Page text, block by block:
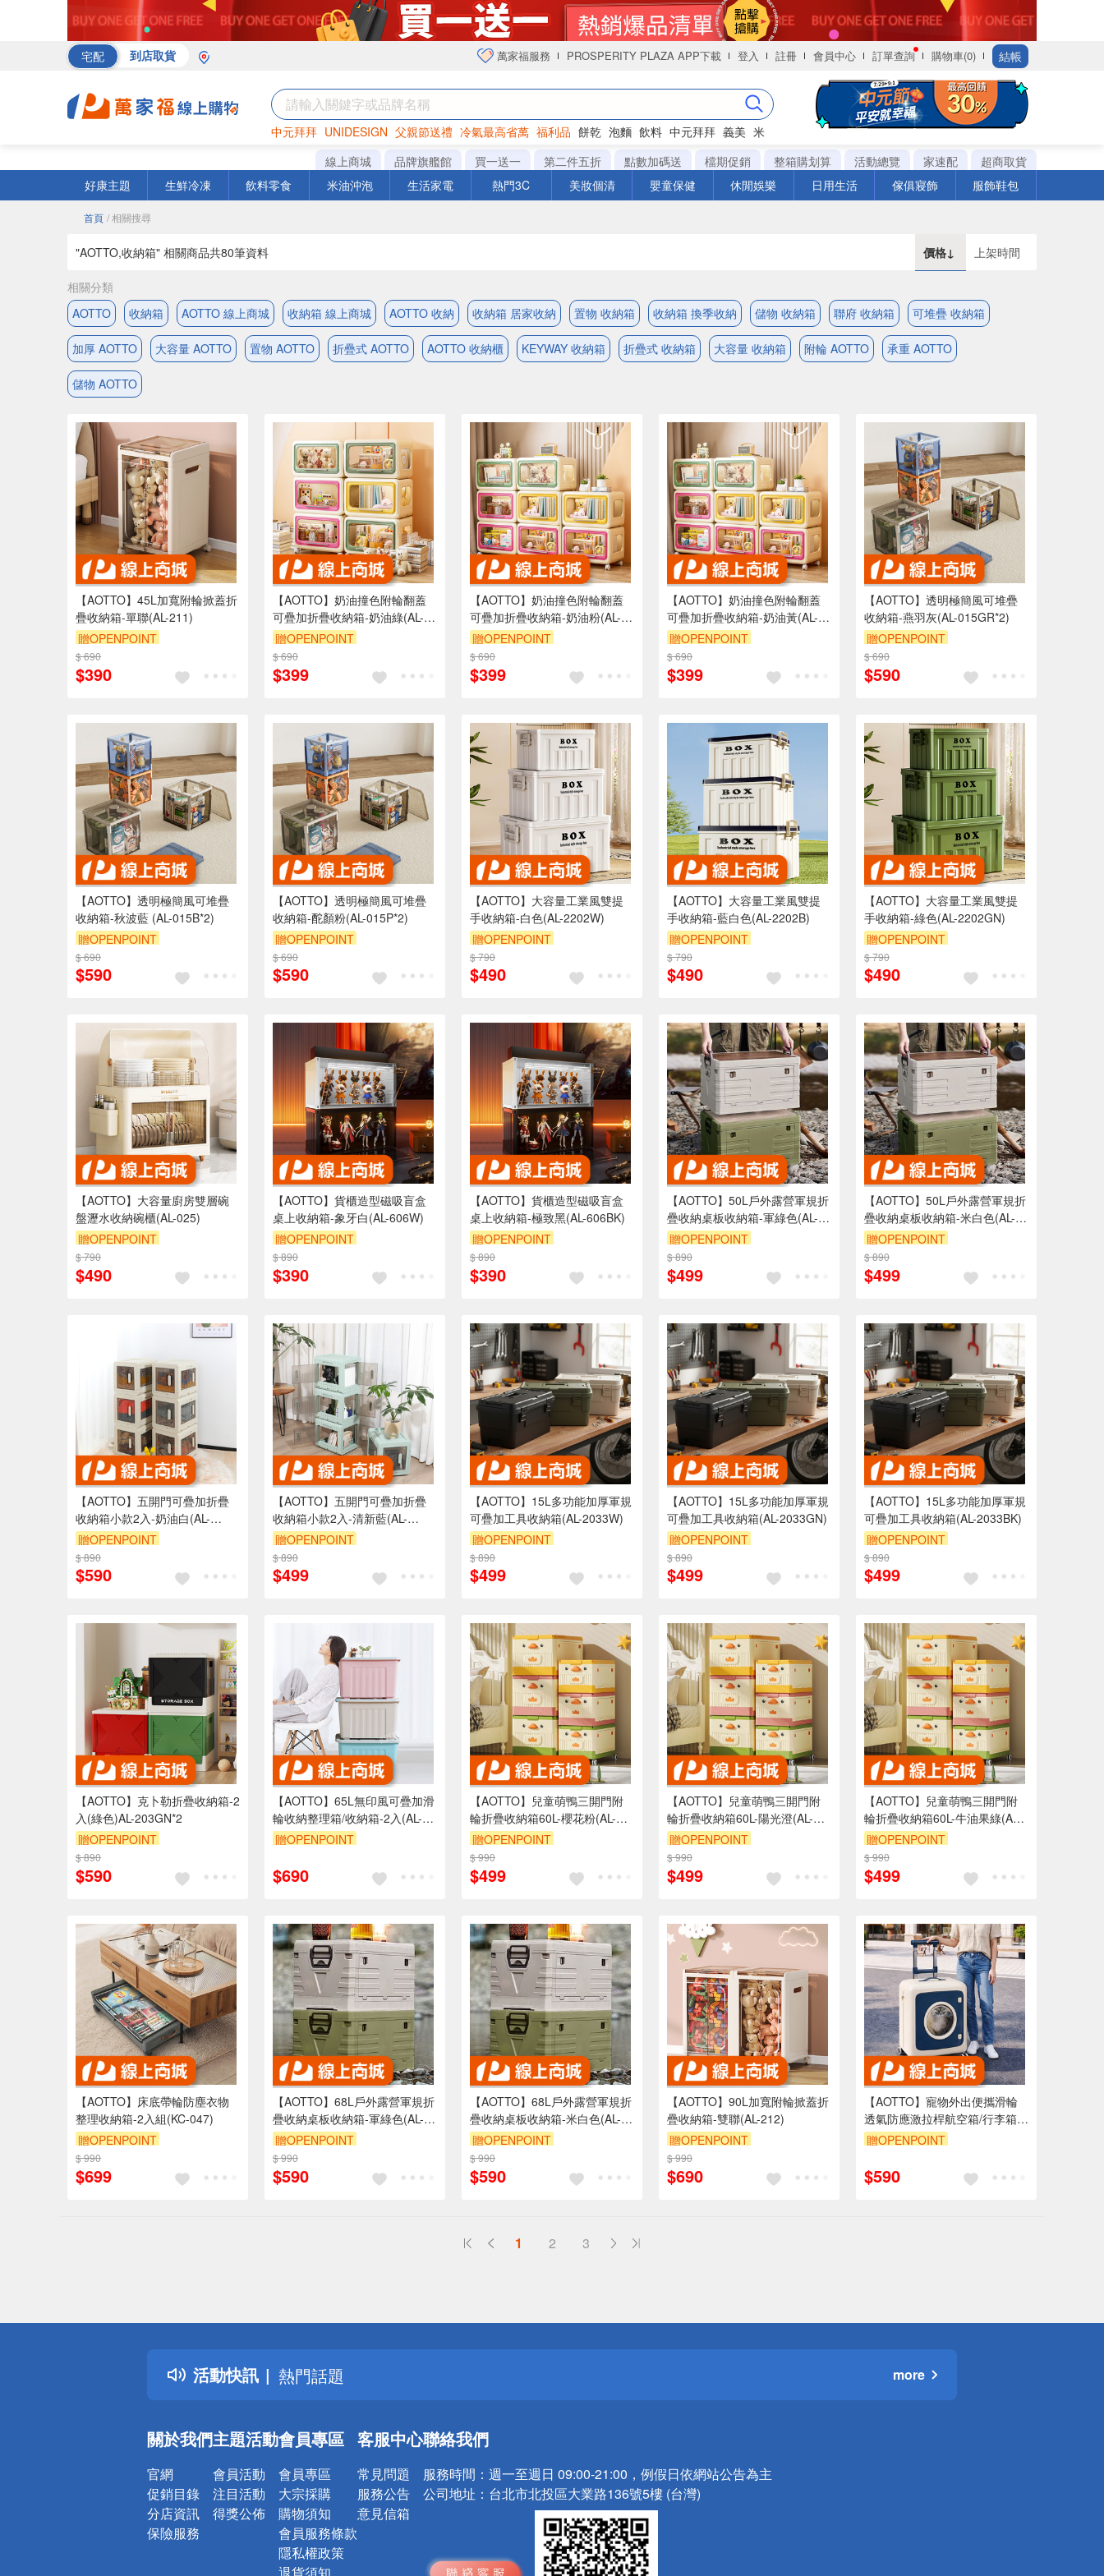
宅配 到店取貨 萬家福服務 PROSPERITY PLAZA APP下載 登入 註冊 會員中心 訂單查詢 購物車(0) 結帳
中元拜拜 UNIDESIGN 父親節送禮 冷氣最高省萬 福利品 餅乾 泡麵 飲料 中元拜拜 義美 米
巧克力 罐頭 衛生紙
線上商城 品牌旗艦館 買一送一 第二件五折 點數加碼送 檔期促銷 整箱購划算 活動總覽 家速配
超商取貨
好康主題
生鮮冷凍 飲料零食 米油沖泡 生活家電 熱門3C 美妝個清 嬰童保健 休閒娛樂 日用生活 傢俱寢飾 服飾鞋包
首頁 / 相關搜尋
"AOTTO,收納箱" 相關商品共80筆資料 價格↓ 上架時間
相關分類
AOTTO
收納箱 AOTTO 線上商城 收納箱 線上商城 AOTTO 收納 收納箱 居家收納 置物 收納箱 收納箱 換季收納 儲物 收納箱 聯府 收納箱 可堆疊 收納箱
加厚 AOTTO 大容量 AOTTO 置物 AOTTO 折疊式 AOTTO AOTTO 收納櫃 KEYWAY 收納箱 折疊式 收納箱 大容量 收納箱 附輪 AOTTO 承重 AOTTO
儲物 AOTTO
【AOTTO】45L加寬附輪掀蓋折
疊收納箱-單聯(AL-211)
贈OPENPOINT
滿3000享95折
$ 690
$390
【AOTTO】奶油撞色附輪翻蓋
可疊加折疊收納箱-奶油綠(AL-
216GN)
贈OPENPOINT
滿3000享95折
$ 690
$399
【AOTTO】奶油撞色附輪翻蓋
可疊加折疊收納箱-奶油粉(AL-
216P)
贈OPENPOINT
滿3000享95折
$ 690
$399
【AOTTO】奶油撞色附輪翻蓋
可疊加折疊收納箱-奶油黃(AL-
216Y)
贈OPENPOINT
滿3000享95折
$ 690
$399
【AOTTO】透明極簡風可堆疊
收納箱-燕羽灰(AL-015GR*2)
贈OPENPOINT
滿3000享95折
$ 690
$590
【AOTTO】透明極簡風可堆疊
收納箱-秋波藍 (AL-015B*2)
贈OPENPOINT
滿3000享95折
$ 690
$590
【AOTTO】透明極簡風可堆疊
收納箱-酡顏粉(AL-015P*2)
贈OPENPOINT
滿3000享95折
$ 690
$590
【AOTTO】大容量工業風雙提
手收納箱-白色(AL-2202W)
贈OPENPOINT
滿3000享95折
$ 790
$490
【AOTTO】大容量工業風雙提
手收納箱-藍白色(AL-2202B)
贈OPENPOINT
滿3000享95折
$ 790
$490
【AOTTO】大容量工業風雙提
手收納箱-綠色(AL-2202GN)
贈OPENPOINT
滿3000享95折
$ 790
$490
【AOTTO】大容量廚房雙層碗
盤瀝水收納碗櫃(AL-025)
贈OPENPOINT
滿3000享95折
$ 790
$490
【AOTTO】貨櫃造型磁吸盲盒
桌上收納箱-象牙白(AL-606W)
贈OPENPOINT
滿3000享95折
$ 890
$390
【AOTTO】貨櫃造型磁吸盲盒
桌上收納箱-極致黑(AL-606BK)
贈OPENPOINT
滿3000享95折
$ 890
$390
【AOTTO】50L戶外露營軍規折
疊收納桌板收納箱-軍綠色(AL-
201GN)
贈OPENPOINT
滿3000享95折
$ 890
$499
【AOTTO】50L戶外露營軍規折
疊收納桌板收納箱-米白色(AL-
201W)
贈OPENPOINT
滿3000享95折
$ 890
$499
【AOTTO】五開門可疊加折疊
收納箱小款2入-奶油白(AL-
607W*2)
贈OPENPOINT
滿3000享95折
$ 890
$590
【AOTTO】五開門可疊加折疊
收納箱小款2入-清新藍(AL-
607B*2)
贈OPENPOINT
滿3000享95折
$ 890
$499
【AOTTO】15L多功能加厚軍規
可疊加工具收納箱(AL-2033W)
贈OPENPOINT
滿3000享95折
$ 890
$499
【AOTTO】15L多功能加厚軍規
可疊加工具收納箱(AL-2033GN)
贈OPENPOINT
滿3000享95折
$ 890
$499
【AOTTO】15L多功能加厚軍規
可疊加工具收納箱(AL-2033BK)
贈OPENPOINT
滿3000享95折
$ 890
$499
【AOTTO】克卜勒折疊收納箱-2
入(綠色)AL-203GN*2
贈OPENPOINT
滿3000享95折
$ 890
$590
【AOTTO】65L無印風可疊加滑
輪收納整理箱/收納箱-2入(AL-
011)
贈OPENPOINT
$690
【AOTTO】兒童萌鴨三開門附
輪折疊收納箱60L-櫻花粉(AL-
205P)
贈OPENPOINT
滿3000享95折
$ 990
$499
【AOTTO】兒童萌鴨三開門附
輪折疊收納箱60L-陽光澄(AL-
205O)
贈OPENPOINT
滿3000享95折
$ 990
$499
【AOTTO】兒童萌鴨三開門附
輪折疊收納箱60L-牛油果綠(AL-
205GN)
贈OPENPOINT
滿3000享95折
$ 990
$499
【AOTTO】床底帶輪防塵衣物
整理收納箱-2入組(KC-047)
贈OPENPOINT
滿3000享95折
$ 990
$699
【AOTTO】68L戶外露營軍規折
疊收納桌板收納箱-軍綠色(AL-
202GN)
贈OPENPOINT
滿3000享95折
$ 990
$590
【AOTTO】68L戶外露營軍規折
疊收納桌板收納箱-米白色(AL-
202W)
贈OPENPOINT
滿3000享95折
$ 990
$590
【AOTTO】90L加寬附輪掀蓋折
疊收納箱-雙聯(AL-212)
贈OPENPOINT
滿3000享95折
$ 990
$690
【AOTTO】寵物外出便攜滑輪
透氣防應激拉桿航空箱/行李箱/
貓籠(AC-231)
贈OPENPOINT
$590
1 2 3
活動快訊
詐騙網頁！請小心！
得獎公告
熱門話題
銀行優惠
詐騙網頁！請小心！
more
關於我們
官網
促銷目錄
分店資訊
保險服務
主題活動
會員活動
注目活動
得獎公佈
會員專區
會員專區
大宗採購
購物須知
會員服務條款
隱私權政策
退貨須知
客服中心
常見問題
服務公告
意見信箱
聯絡我們
服務時間： 週一至週日 09:00-21:00，例假日依網站公告為主
公司地址： 台北市北投區大業路136號5樓 (台灣)